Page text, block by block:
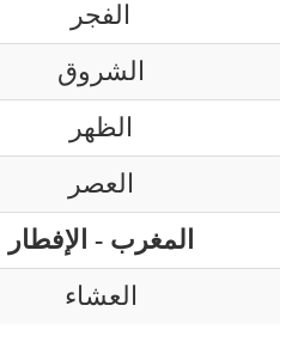
الفجر
الشروق
الظهر
العصر
المغرب - الإفطار
العشاء